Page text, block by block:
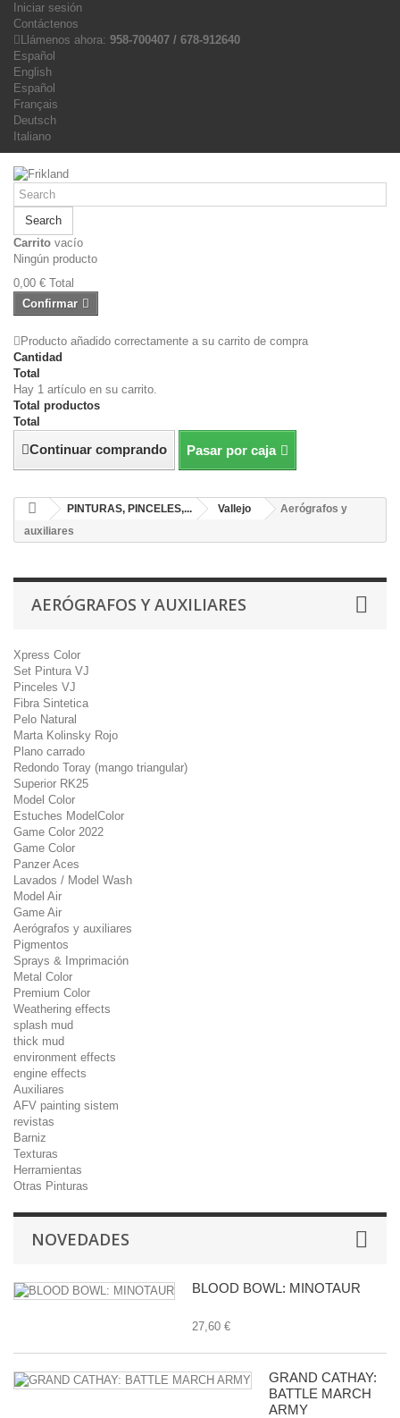
Iniciar sesión
Contáctenos
Llámenos ahora: 958-700407 / 678-912640
Español
English
Español
Français
Deutsch
Italiano
Search
Carrito vacío
Ningún producto
0,00 € Total
Confirmar
Producto añadido correctamente a su carrito de compra
Cantidad
Total
Hay 1 artículo en su carrito.
Total productos
Total
Continuar comprando Pasar por caja
PINTURAS, PINCELES,... Vallejo
Aerógrafos y
auxiliares
AERÓGRAFOS Y AUXILIARES
Xpress Color
Set Pintura VJ
Pinceles VJ
Fibra Sintetica
Pelo Natural
Marta Kolinsky Rojo
Plano carrado
Redondo Toray (mango triangular)
Superior RK25
Model Color
Estuches ModelColor
Game Color 2022
Game Color
Panzer Aces
Lavados / Model Wash
Model Air
Game Air
Aerógrafos y auxiliares
Pigmentos
Sprays & Imprimación
Metal Color
Premium Color
Weathering effects
splash mud
thick mud
environment effects
engine effects
Auxiliares
AFV painting sistem
revistas
Barniz
Texturas
Herramientas
Otras Pinturas
NOVEDADES
BLOOD BOWL: MINOTAUR
27,60 €
GRAND CATHAY:
BATTLE MARCH
ARMY